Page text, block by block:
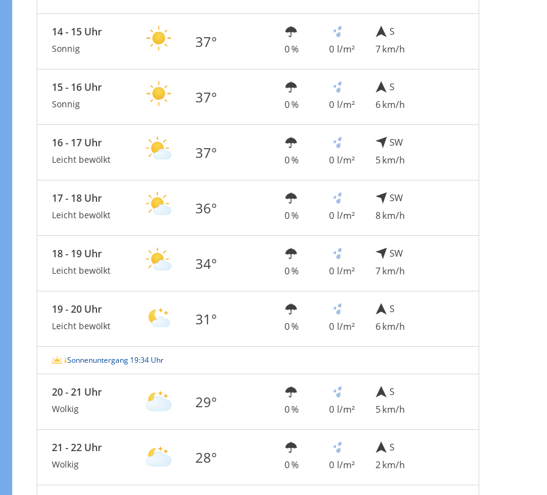
14 - 15 Uhr
Sonnig 37° 0 % 0 l/m²
S
7 km/h
15 - 16 Uhr
Sonnig 37° 0 % 0 l/m²
S
6 km/h
16 - 17 Uhr
Leicht bewölkt 37° 0 % 0 l/m²
SW
5 km/h
17 - 18 Uhr
Leicht bewölkt 36° 0 % 0 l/m²
SW
8 km/h
18 - 19 Uhr
Leicht bewölkt 34° 0 % 0 l/m²
SW
7 km/h
19 - 20 Uhr
Leicht bewölkt 31° 0 % 0 l/m²
S
6 km/h
Sonnenuntergang 19:34 Uhr
20 - 21 Uhr
Wolkig 29° 0 % 0 l/m²
S
5 km/h
21 - 22 Uhr
Wolkig 28° 0 % 0 l/m²
S
2 km/h